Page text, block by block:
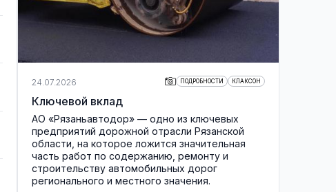
24.07.2026 ПОДРОБНОСТИ КЛАКСОН
Ключевой вклад
АО «Рязаньавтодор» — одно из ключевых
предприятий дорожной отрасли Рязанской
области, на которое ложится значительная
часть работ по содержанию, ремонту и
строительству автомобильных дорог
регионального и местного значения.